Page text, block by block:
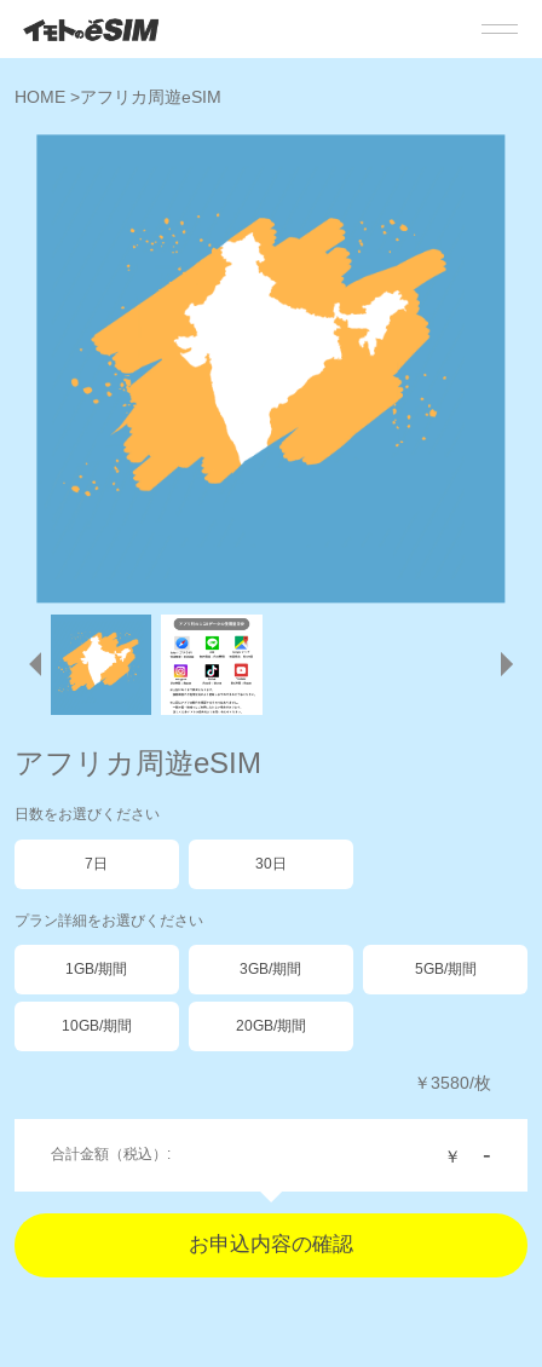
HOME >アフリカ周遊eSIM
アフリカ周遊eSIM
日数をお選びください
7日 30日
プラン詳細をお選びください
1GB/期間 3GB/期間 5GB/期間
10GB/期間 20GB/期間
￥3580/枚
合計金額（税込）: ￥ -